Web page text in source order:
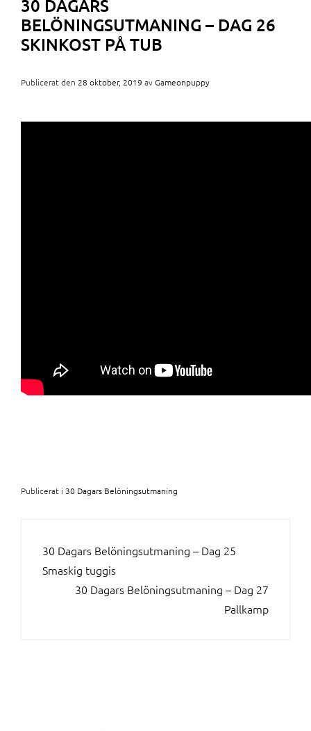
30 DAGARS
BELÖNINGSUTMANING – DAG 26
SKINKOST PÅ TUB
Publicerat den 28 oktober, 2019 avGameonpuppy
Publicerat i 30 Dagars Belöningsutmaning
INLÄGGSNAVIGERING
30 Dagars Belöningsutmaning – Dag 25
Smaskig tuggis
30 Dagars Belöningsutmaning – Dag 27
Pallkamp